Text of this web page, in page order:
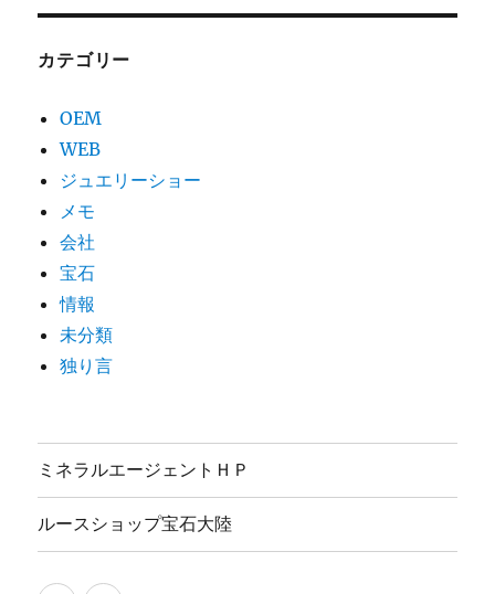
カテゴリー
OEM
WEB
ジュエリーショー
メモ
会社
宝石
情報
未分類
独り言
ミネラルエージェントＨＰ
ルースショップ宝石大陸